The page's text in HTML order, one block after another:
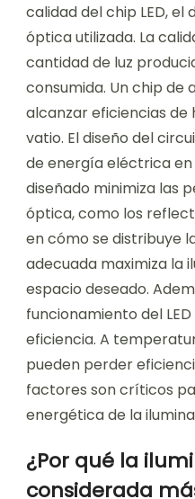
calidad del chip LED, el
óptica utilizada. La
cantidad de luz
consumida. Un chip de
alcanzar eficiencias de
vatio. El diseño del
de energía eléctrica en
diseñado minimiza las
óptica, como los
en cómo se distribuye
adecuada maximiza la
espacio deseado.
funcionamiento del
eficiencia. A
pueden perder
factores son críticos
energética de la
¿Por qué la
considerada